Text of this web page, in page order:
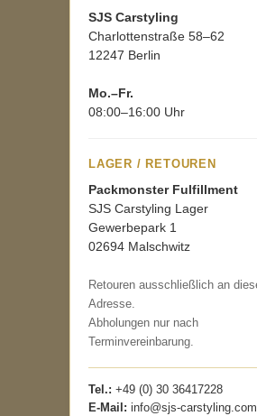
SJS Carstyling
Charlottenstraße 58–62
12247 Berlin
Mo.–Fr.
08:00–16:00 Uhr
LAGER / RETOUREN
Packmonster Fulfillment
SJS Carstyling Lager
Gewerbepark 1
02694 Malschwitz
Retouren ausschließlich an
Adresse.
Abholungen nur nach
Terminvereinbarung.
Tel.: +49 (0) 30 36417228
E-Mail: info@sjs-carstyling.com